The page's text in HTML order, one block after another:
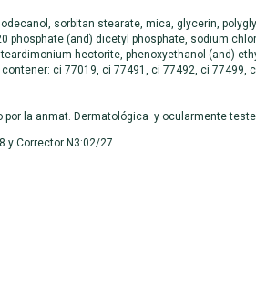
sorbitan stearate, mica, glycerin,
(and) dicetyl phosphate, sodium
hectorite, phenoxyethanol (and)
ci 77019, ci 77491, ci 77492, ci
por la anmat. Dermatológica y ocularmente
y Corrector N3:02/27